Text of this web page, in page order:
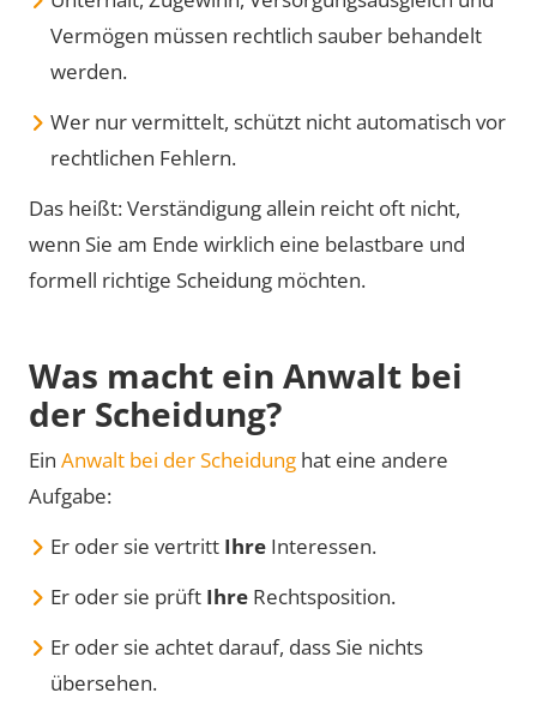
Vermögen müssen rechtlich sauber behandelt
werden.
Wer nur vermittelt, schützt nicht automatisch vor
rechtlichen Fehlern.
Das heißt: Verständigung allein reicht oft nicht,
wenn Sie am Ende wirklich eine belastbare und
formell richtige Scheidung möchten.
Was macht ein Anwalt bei
der Scheidung?
Ein Anwalt bei der Scheidung hat eine andere
Aufgabe:
Er oder sie vertritt Ihre Interessen.
Er oder sie prüft Ihre Rechtsposition.
Er oder sie achtet darauf, dass Sie nichts
übersehen.